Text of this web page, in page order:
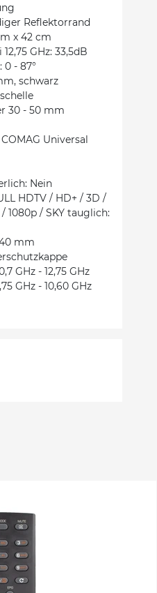
Reflektorrand
x 42 cm
GHz: 33,5dB
0 - 87°
schwarz
30 - 50 mm
Universal
Nein
HDTV / HD+ / 3D /
1080p / SKY tauglich:
mm
GHz - 12,75 GHz
GHz - 10,60 GHz